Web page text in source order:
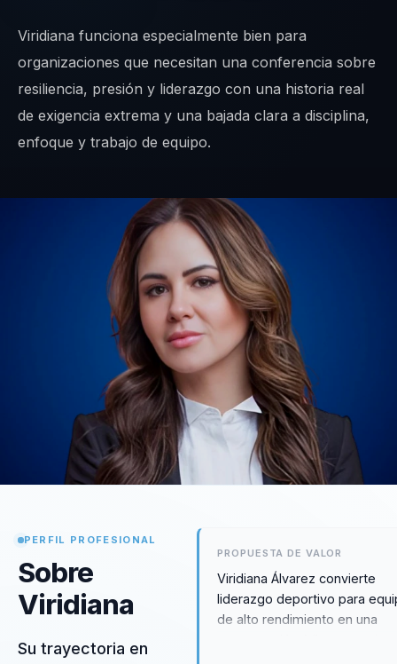
Viridiana funciona especialmente bien para
organizaciones que necesitan una conferencia sobre
resiliencia, presión y liderazgo con una historia real
de exigencia extrema y una bajada clara a disciplina,
enfoque y trabajo de equipo.
PERFIL PROFESIONAL
Sobre
Viridiana
Su trayectoria en
PROPUESTA DE VALOR
Viridiana Álvarez convierte
liderazgo deportivo para
de alto rendimiento en una